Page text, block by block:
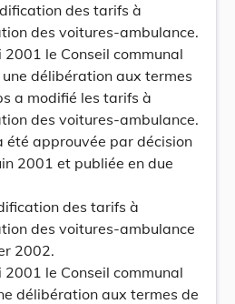
des tarifs à
des voitures-ambulance.
2001 le Conseil communal
délibération aux termes
a modifié les tarifs à
des voitures-ambulance.
approuvée par décision
2001 et publiée en due
des tarifs à
des voitures-ambulance
2002.
2001 le Conseil communal
délibération aux termes de